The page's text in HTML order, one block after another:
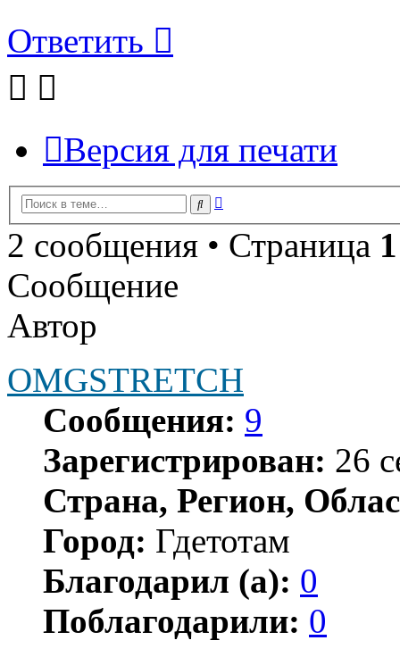
Ответить
Версия для печати
Поиск
2 сообщения • Страница 1
Сообщение
Автор
OMGSTRETCH
Сообщения: 9
Зарегистрирован: 26
Страна, Регион,
Город: Гдетотам
Благодарил (а): 0
Поблагодарили: 0